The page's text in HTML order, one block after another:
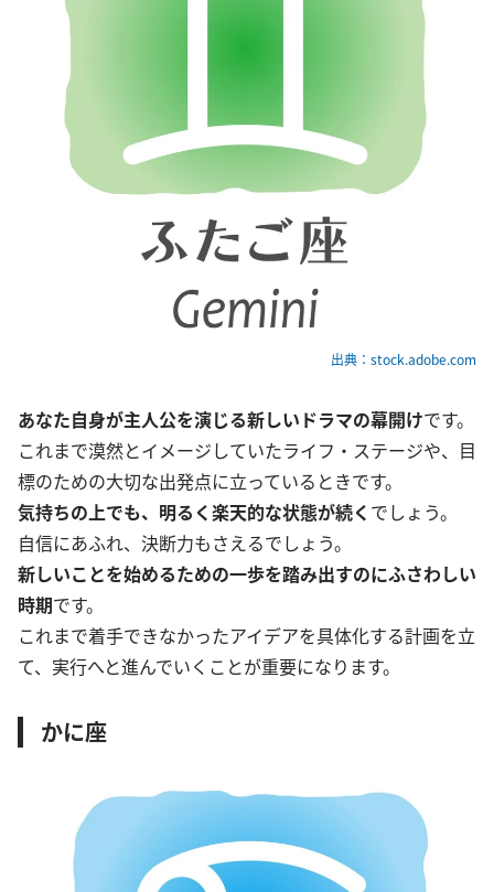
出典：stock.adobe.com
あなた自身が主人公を演じる新しいドラマの幕開けです。
これまで漠然とイメージしていたライフ・ステージや、目
標のための大切な出発点に立っているときです。
気持ちの上でも、明るく楽天的な状態が続く でしょう。
自信にあふれ、決断力もさえるでしょう。
新しいことを始めるための一歩を踏み出すのにふさわしい
時期です。
これまで着手できなかったアイデアを具体化する計画を立
て、実行へと進んでいくことが重要になります。
かに座